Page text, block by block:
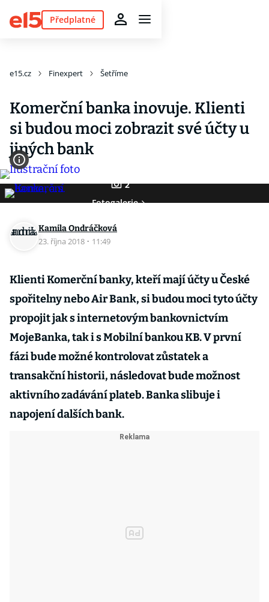
Předplatné
e15.cz Finexpert Šetříme
Komerční banka inovuje. Klienti
si budou moci zobrazit své účty u
jiných bank
2
Fotogalerie
Kamila Ondráčková
23. října 2018 · 11:49
Klienti Komerční banky, kteří mají účty u České
spořitelny nebo Air Bank, si budou moci tyto účty
propojit jak s internetovým bankovnictvím
MojeBanka, tak i s Mobilní bankou KB. V první
fázi bude možné kontrolovat zůstatek a
transakční historii, následovat bude možnost
aktivního zadávání plateb. Banka slibuje i
napojení dalších bank.